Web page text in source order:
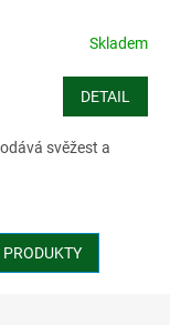
Skladem
DETAIL
svěžest a